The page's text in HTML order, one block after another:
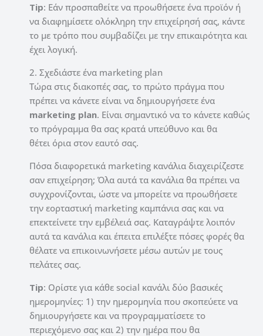
Tip: Εάν προσπαθείτε να προωθήσετε ένα προϊόν ή
να διαφημίσετε ολόκληρη την επιχείρησή σας, κάντε
το με τρόπο που συμβαδίζει με την επικαιρότητα και
έχει λογική.
2. Σχεδιάστε ένα marketing plan
Τώρα στις διακοπές σας, το πρώτο πράγμα που
πρέπει να κάνετε είναι να δημιουργήσετε ένα
marketing plan. Είναι σημαντικό να το κάνετε καθώς
το πρόγραμμα θα σας κρατά υπεύθυνο και θα
θέτει όρια στον εαυτό σας.
Πόσα διαφορετικά marketing κανάλια διαχειρίζεστε
σαν επιχείρηση; Όλα αυτά τα κανάλια θα πρέπει να
συγχρονίζονται, ώστε να μπορείτε να προωθήσετε
την εορταστική marketing καμπάνια σας και να
επεκτείνετε την εμβέλειά σας. Καταγράψτε λοιπόν
αυτά τα κανάλια και έπειτα επιλέξτε πόσες φορές θα
θέλατε να επικοινωνήσετε μέσω αυτών με τους
πελάτες σας.
Tip: Ορίστε για κάθε social κανάλι δύο βασικές
ημερομηνίες: 1) την ημερομηνία που σκοπεύετε να
δημιουργήσετε και να προγραμματίσετε το
περιεχόμενο σας και 2) την ημέρα που θα